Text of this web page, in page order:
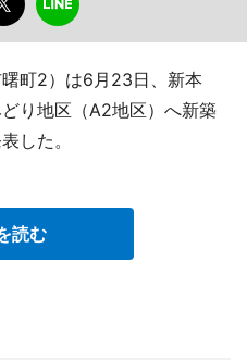
町2）は6月23日、新本
り地区（A2地区）へ新築
した。
読む